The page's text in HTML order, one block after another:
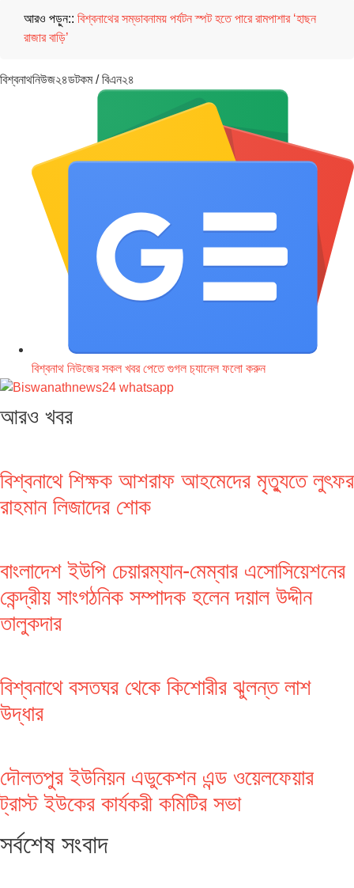
আরও পড়ুন:: বিশ্বনাথের সম্ভাবনাময় পর্যটন স্পট হতে পারে রামপাশার ‘হাছন
রাজার বাড়ি’
বিশ্বনাথনিউজ২৪ডটকম / বিএন২৪
বিশ্বনাথ নিউজের সকল খবর পেতে গুগল চ‌্যানেল ফলো করুন
আরও খবর
বিশ্বনাথে শিক্ষক আশরাফ আহমেদের মৃত্যুতে লুৎফর
রাহমান লিজাদের শোক
বাংলাদেশ ইউপি চেয়ারম্যান-মেম্বার এসোসিয়েশনের
কেন্দ্রীয় সাংগঠনিক সম্পাদক হলেন দয়াল উদ্দীন
তালুকদার
বিশ্বনাথে বসতঘর থেকে কিশোরীর ঝুলন্ত লাশ
উদ্ধার
দৌলতপুর ইউনিয়ন এডুকেশন এন্ড ওয়েলফেয়ার
ট্রাস্ট ইউকের কার্যকরী কমিটির সভা
সর্বশেষ সংবাদ